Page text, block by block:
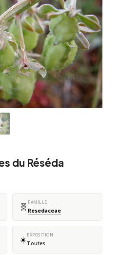
du Réséda
🧬 FAMILLE
Resedaceae
☀️EXPOSITION
Toutes